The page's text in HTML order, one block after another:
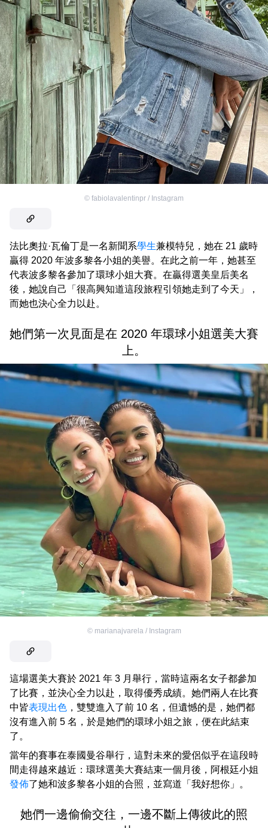
© fabiolavalentinpr / Instagram
法比奧拉·瓦倫丁是一名新聞系學生兼模特兒，她在 21 歲時
贏得 2020 年波多黎各小姐的美譽。在此之前一年，她甚至
代表波多黎各參加了環球小姐大賽。在贏得選美皇后美名
後，她說自己「很高興知道這段旅程引領她走到了今天」，
而她也決心全力以赴。
她們第一次見面是在 2020 年環球小姐選美大賽
上。
© marianajvarela / Instagram
這場選美大賽於 2021 年 3 月舉行，當時這兩名女子都參加
了比賽，並決心全力以赴，取得優秀成績。她們兩人在比賽
中皆表現出色 ，雙雙進入了前 10 名，但遺憾的是，她們都
沒有進入前 5 名，於是她們的環球小姐之旅，便在此結束
了。
當年的賽事在泰國曼谷舉行，這對未來的愛侶似乎在這段時
間走得越來越近：環球選美大賽結束一個月後，阿根廷小姐
發佈了她和波多黎各小姐的合照，並寫道「我好想你」。
她們一邊偷偷交往，一邊不斷上傳彼此的照